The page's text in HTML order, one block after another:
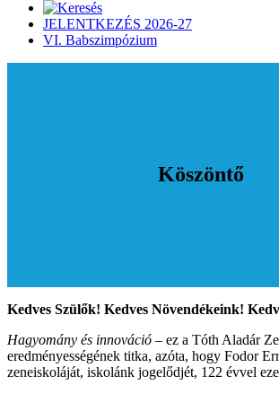
JELENTKEZÉS 2026-27
VI. Babszimpózium
Köszöntő
Kedves Szülők! Kedves Növendékeink!
Hagyomány és innováció – ez a Tóth Aladár
eredményességének titka, azóta, hogy Fodor
zeneiskoláját, iskolánk jogelődjét, 122 évvel